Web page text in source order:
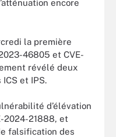
encore
la première
46805 et CVE-
révélé deux
et IPS.
d’élévation
2024-21888, et
falsification des